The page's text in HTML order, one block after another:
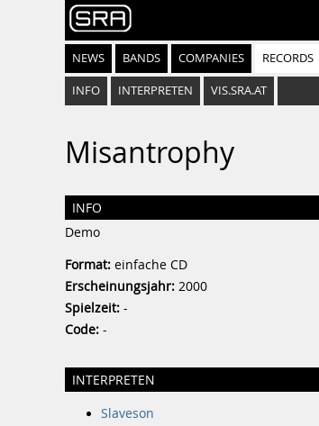
NEWS BANDS COMPANIES RECORDS
INFO INTERPRETEN VIS.SRA.AT
Misantrophy
INFO
Demo
Format: einfache CD
Erscheinungsjahr: 2000
Spielzeit: -
Code: -
INTERPRETEN
Slaveson